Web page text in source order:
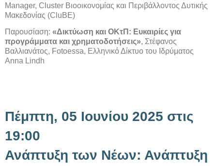
Manager, Cluster Bιοοικονομίας και Περιβάλλοντος Δυτικής
Μακεδονίας (CluBE)
Παρουσίαση: «Δικτύωση και ΟΚτΠ: Ευκαιρίες για
προγράμματα και χρηματοδοτήσεις», Στέφανος
Βαλλιανάτος, Fotoessa, Ελληνικό Δίκτυο του Ιδρύματος
Anna Lindh
Πέμπτη, 05 Ιουνίου 2025 στις
19:00
Ανάπτυξη των Νέων: Ανάπτυξη